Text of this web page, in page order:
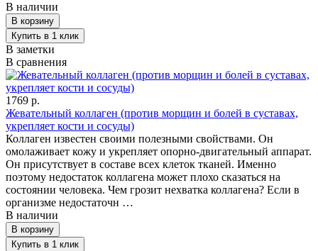
В наличии
В заметки
В сравнения
1769 р.
Жевательный коллаген (против морщин и болей в суставах,
укрепляет кости и сосуды)
Коллаген известен своими полезными свойствами. Он
омолаживает кожу и укрепляет опорно-двигательный аппарат.
Он присутствует в составе всех клеток тканей. Именно
поэтому недостаток коллагена может плохо сказаться на
состоянии человека. Чем грозит нехватка коллагена? Если в
организме недостаточн …
В наличии